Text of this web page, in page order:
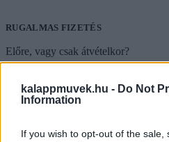
kalappmuvek.hu - Do Not
Information
If you wish to opt-out of the
RUGALMAS FIZETÉS
Előre, vagy csak átvételkor?